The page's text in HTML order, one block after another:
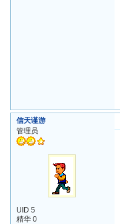
信天谨游
管理员
UID 5
精华 0